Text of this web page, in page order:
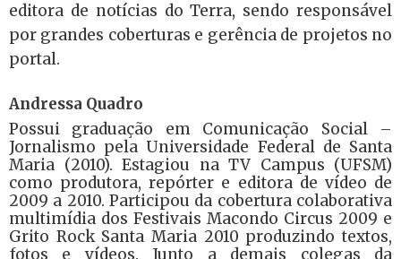
editora de notícias do Terra, sendo responsável
por grandes coberturas e gerência de projetos no
portal.
Andressa Quadro
Possui graduação em Comunicação Social –
Jornalismo pela Universidade Federal de Santa
Maria (2010). Estagiou na TV Campus (UFSM)
como produtora, repórter e editora de vídeo de
2009 a 2010. Participou da cobertura colaborativa
multimídia dos Festivais Macondo Circus 2009 e
Grito Rock Santa Maria 2010 produzindo textos,
fotos e vídeos. Junto a demais colegas da